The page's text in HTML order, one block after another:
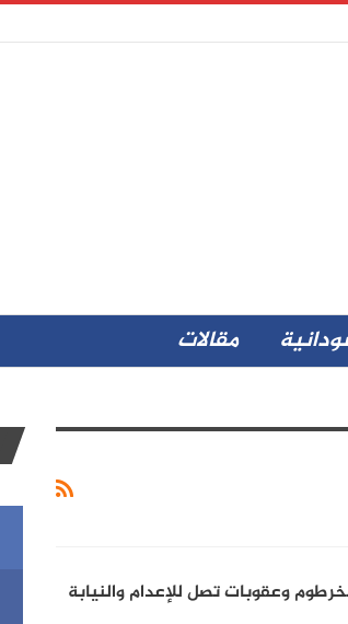
مقالات
في الخرطوم وعقوبات تصل للإعدام والنيابة